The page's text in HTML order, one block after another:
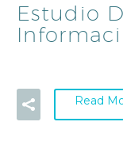
Estudio
Read